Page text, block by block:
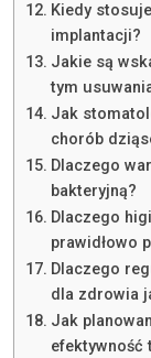
Kiedy
implantacji?
Jakie są
tym
Jak
chorób
Dlaczego
bakteryjną?
Dlaczego
prawidłowo
Dlaczego
dla zdrowia
Jak
efektywność